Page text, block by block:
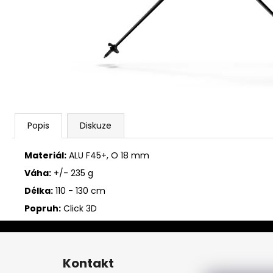
Popis Diskuze
Materiál: ALU F45+, O 18 mm
Váha: +/- 235 g
Délka: 110 - 130 cm
Popruh: Click 3D
Z
Kontakt